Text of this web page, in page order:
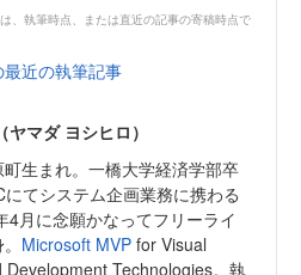
、執筆時点、または直近の記事の寄稿時点で
近の執筆記事
ヤマダ ヨシヒロ）
生まれ。一橋大学経済学部卒
にてシステム企画業務に携わる
4月に念願かなってフリーライ
Microsoft MVP for Visual
Development Technologies。執